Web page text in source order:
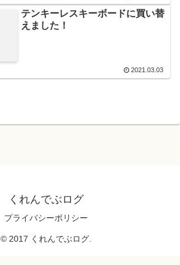
テンキーレスキーボードに買い替
えました！
2021.03.03
くれんでぶログ
プライバシーポリシー
© 2017 くれんでぶログ.